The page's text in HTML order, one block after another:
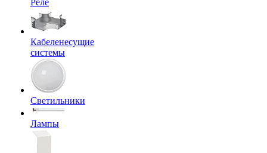
Реле
Кабеленесущие
системы
Светильники
Лампы